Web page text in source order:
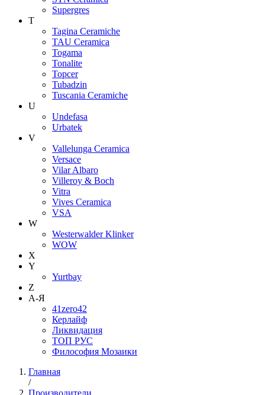
Supergres
T
Tagina Ceramiche
TAU Ceramica
Togama
Tonalite
Topcer
Tubadzin
Tuscania Ceramiche
U
Undefasa
Urbatek
V
Vallelunga Ceramica
Versace
Vilar Albaro
Villeroy & Boch
Vitra
Vives Ceramica
VSA
W
Westerwalder Klinker
WOW
X
Y
Yurtbay
Z
А-Я
41zero42
Керлайф
Ликвидация
ТОП РУС
Философия Мозаики
Главная
/
Производители